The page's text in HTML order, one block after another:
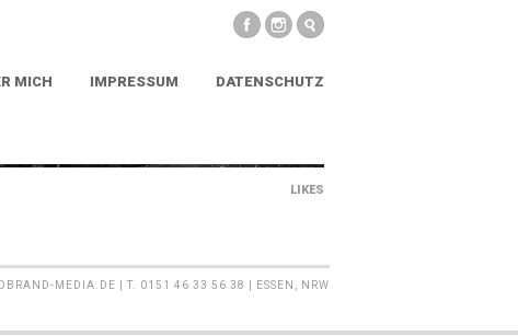
MICH IMPRESSUM DATENSCHUTZ
LIKES
MEDIA.DE | T. 0151 46 33 56 38 | ESSEN, NRW